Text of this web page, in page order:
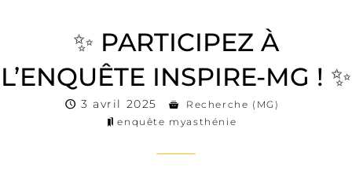
✨ PARTICIPEZ À
L’ENQUÊTE INSPIRE-MG ! ✨
3 avril 2025
Recherche (MG)
enquête myasthénie